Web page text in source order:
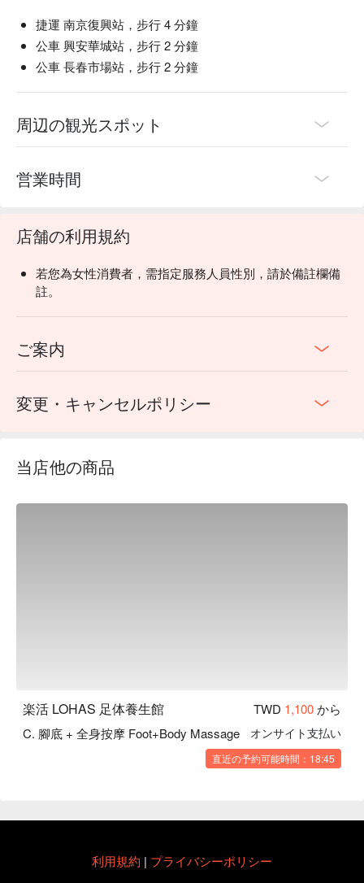
捷運 南京復興站，步行 4 分鐘
公車 興安華城站，步行 2 分鐘
公車 長春市場站，步行 2 分鐘
周辺の観光スポット
営業時間
店舗の利用規約
若您為女性消費者，需指定服務人員性別，請於備註欄備
註。
ご案内
変更・キャンセルポリシー
当店他の商品
楽活 LOHAS 足体養生館 TWD 1,100から
C. 腳底 + 全身按摩 Foot+Body Massage
オンサイト支払い
直近の予約可能時間：18:45
利用規約 | プライバシーポリシー